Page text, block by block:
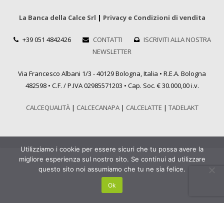
La Banca della Calce Srl | Privacy e Condizioni di vendita
+39 051 4842426 CONTATTI
ISCRIVITI ALLA NOSTRA
NEWSLETTER
Via Francesco Albani 1/3 - 40129 Bologna, Italia • R.E.A. Bologna
482598 • C.F. / P.IVA 02985571203 • Cap. Soc. € 30.000,00 i.v.
CALCEQUALITÀ| CALCECANAPA| CALCELATTE | TADELAKT
Utilizziamo i cookie per essere sicuri che tu possa avere la
migliore esperienza sul nostro sito. Se continui ad utilizzare
questo sito noi assumiamo che tu ne sia felice.
Ok